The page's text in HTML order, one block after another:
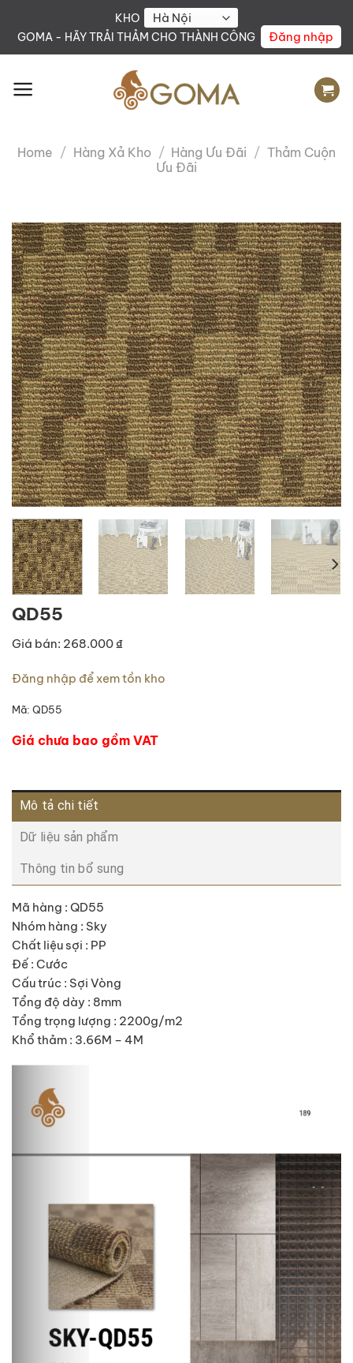
KHO
GOMA - HÃY TRẢI THẢM CHO THÀNH CÔNG
Đăng nhập
Home / Hàng Xả Kho / Hàng Ưu Đãi / Thảm Cuộn
Ưu Đãi
QD55
Giá bán: 268.000 ₫
Đăng nhập để xem tồn kho
Mã: QD55
Giá chưa bao gồm VAT
Mô tả chi tiết
Dữ liệu sản phẩm
Thông tin bổ sung
Mã hàng : QD55
Nhóm hàng : Sky
Chất liệu sợi : PP
Đế : Cước
Cấu trúc : Sợi Vòng
Tổng độ dày : 8mm
Tổng trọng lượng : 2200g/m2
Khổ thảm : 3.66M – 4M